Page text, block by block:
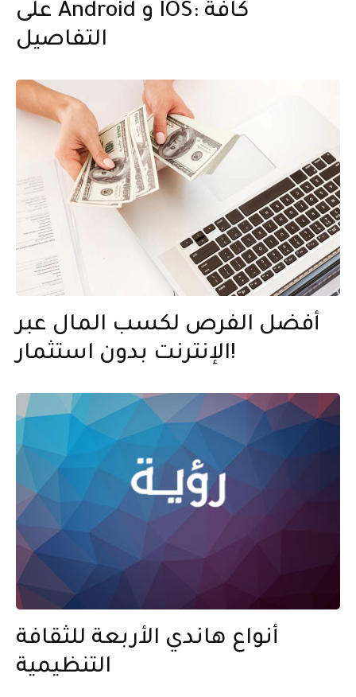
على Android و IOS: كافة
التفاصيل
أفضل الفرص لكسب المال عبر
الإنترنت بدون استثمار!
أنواع هاندي الأربعة للثقافة
التنظيمية